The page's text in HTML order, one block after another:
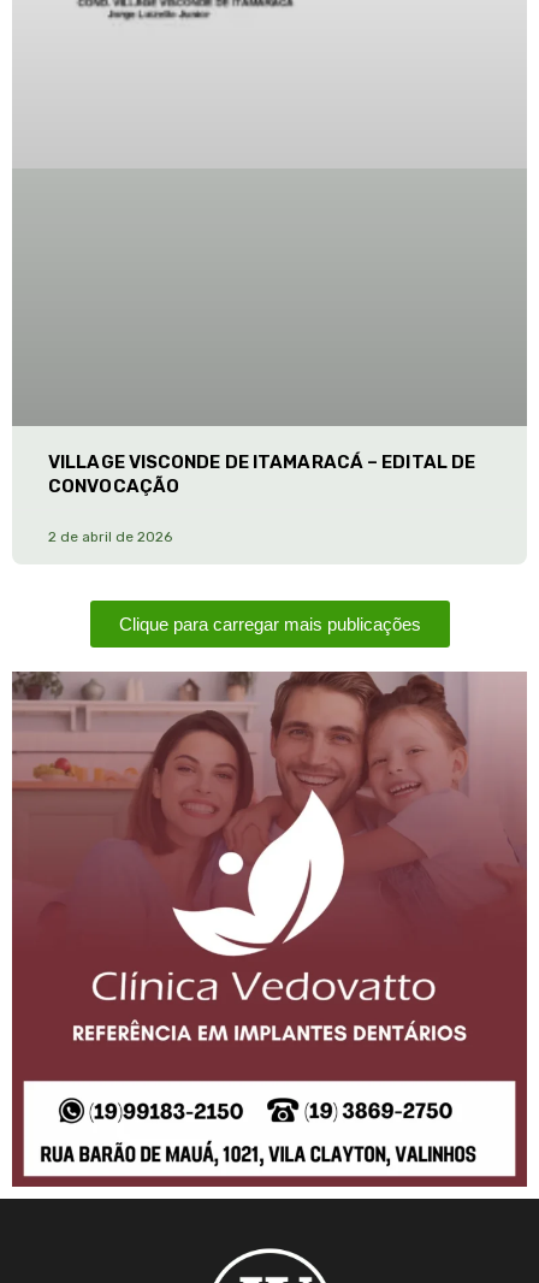
VILLAGE VISCONDE DE ITAMARACÁ – EDITAL DE
CONVOCAÇÃO
2 de abril de 2026
Clique para carregar mais publicações